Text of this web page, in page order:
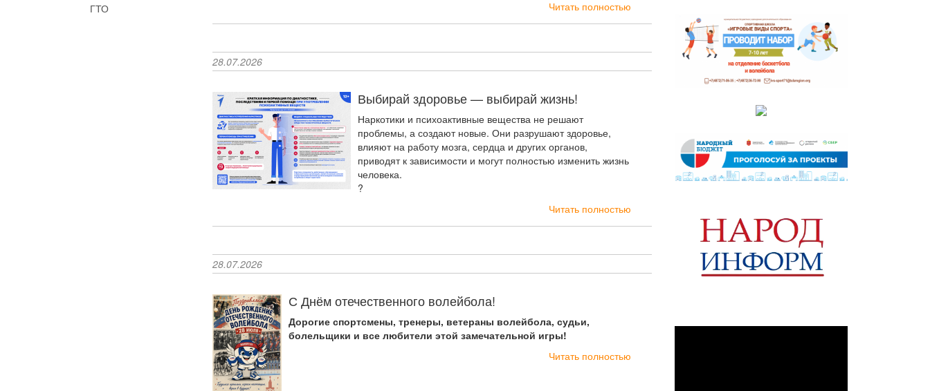
ГТО
Читать полностью
28.07.2026
Выбирай здоровье — выбирай жизнь!
Наркотики и психоактивные вещества не решают
проблемы, а создают новые. Они разрушают здоровье,
влияют на работу мозга, сердца и других органов,
приводят к зависимости и могут полностью изменить жизнь
человека.
?
Читать полностью
28.07.2026
С Днём отечественного волейбола!
Дорогие спортсмены, тренеры, ветераны волейбола, судьи,
болельщики и все любители этой замечательной игры!
Читать полностью